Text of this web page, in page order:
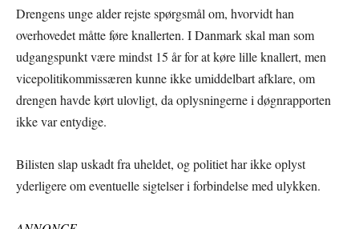
Drengens unge alder rejste spørgsmål om, hvorvidt han
overhovedet måtte føre knallerten. I Danmark skal man som
udgangspunkt være mindst 15 år for at køre lille knallert, men
vicepolitikommissæren kunne ikke umiddelbart afklare, om
drengen havde kørt ulovligt, da oplysningerne i døgnrapporten
ikke var entydige.
Bilisten slap uskadt fra uheldet, og politiet har ikke oplyst
yderligere om eventuelle sigtelser i forbindelse med ulykken.